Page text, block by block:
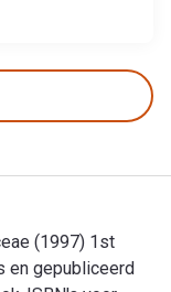
(1997) 1st
en gepubliceerd